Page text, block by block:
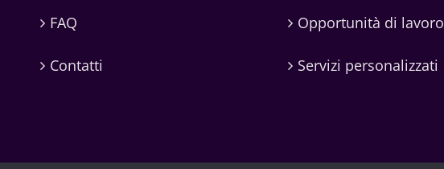
FAQ
Contatti
Opportunità di lavoro
Servizi personalizzati